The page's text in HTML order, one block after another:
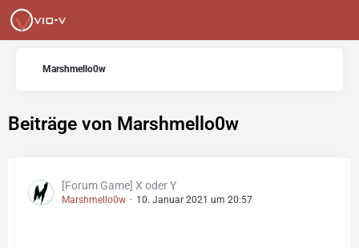
Marshmello0w
Beiträge von Marshmello0w
[Forum Game] X oder Y
Marshmello0w 10. Januar 2021 um 20:57